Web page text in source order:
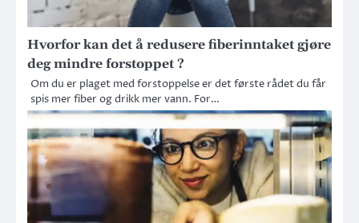
Hvorfor kan det å redusere fiberinntaket gjøre
deg mindre forstoppet ?
Om du er plaget med forstoppelse er det første rådet du får
spis mer fiber og drikk mer vann. For…